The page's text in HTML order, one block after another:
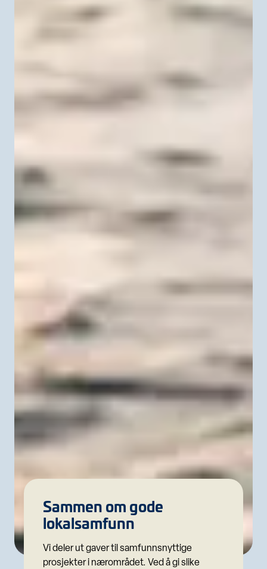
Sammen om gode
lokalsamfunn
Vi deler ut gaver til samfunnsnyttige
prosjekter i nærområdet. Ved å gi slike